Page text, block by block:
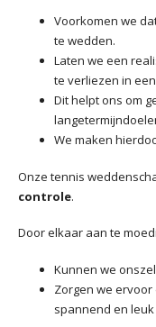
Voorkomen we
te wedden.
Laten we een
te verliezen in
Dit helpt ons om
We maken
Onze tennis
controle.
Door elkaar aan te
Kunnen we
Zorgen we
spannend en